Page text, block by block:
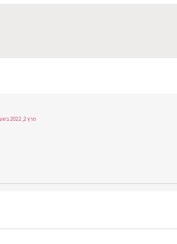
מרץ 2, 2022 בשעה 16:44